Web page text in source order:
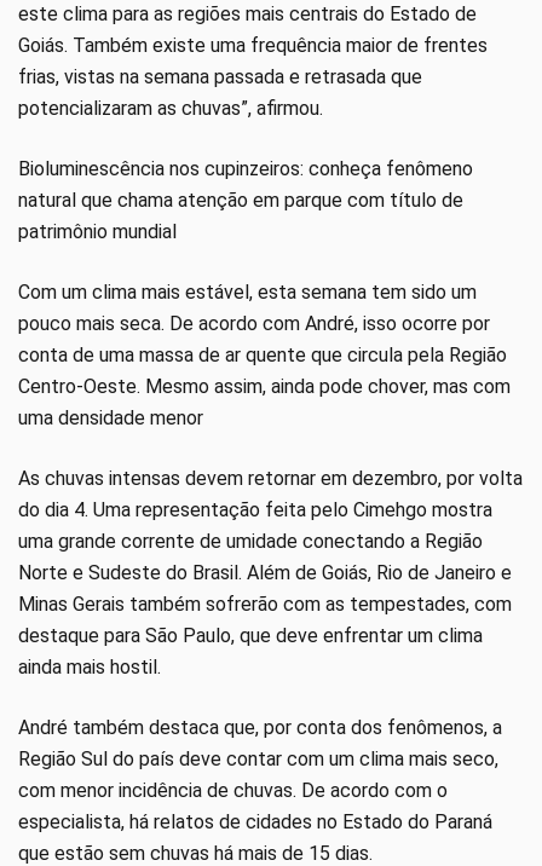
este clima para as regiões mais centrais do Estado de
Goiás. Também existe uma frequência maior de frentes
frias, vistas na semana passada e retrasada que
potencializaram as chuvas”, afirmou.
Bioluminescência nos cupinzeiros: conheça fenômeno
natural que chama atenção em parque com título de
patrimônio mundial
Com um clima mais estável, esta semana tem sido um
pouco mais seca. De acordo com André, isso ocorre por
conta de uma massa de ar quente que circula pela Região
Centro-Oeste. Mesmo assim, ainda pode chover, mas com
uma densidade menor
As chuvas intensas devem retornar em dezembro, por volta
do dia 4. Uma representação feita pelo Cimehgo mostra
uma grande corrente de umidade conectando a Região
Norte e Sudeste do Brasil. Além de Goiás, Rio de Janeiro e
Minas Gerais também sofrerão com as tempestades, com
destaque para São Paulo, que deve enfrentar um clima
ainda mais hostil.
André também destaca que, por conta dos fenômenos, a
Região Sul do país deve contar com um clima mais seco,
com menor incidência de chuvas. De acordo com o
especialista, há relatos de cidades no Estado do Paraná
que estão sem chuvas há mais de 15 dias.